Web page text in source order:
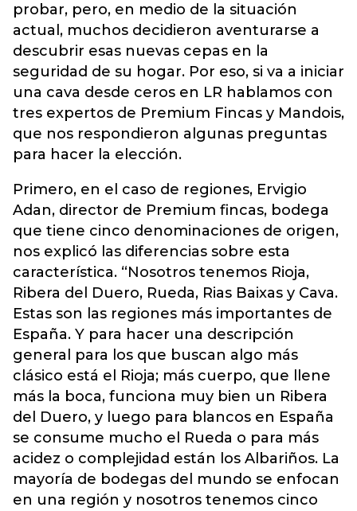
probar, pero, en medio de la situación
actual, muchos decidieron aventurarse a
descubrir esas nuevas cepas en la
seguridad de su hogar. Por eso, si va a iniciar
una cava desde ceros en LR hablamos con
tres expertos de Premium Fincas y Mandois,
que nos respondieron algunas preguntas
para hacer la elección.
Primero, en el caso de regiones, Ervigio
Adan, director de Premium fincas, bodega
que tiene cinco denominaciones de origen,
nos explicó las diferencias sobre esta
característica. “Nosotros tenemos Rioja,
Ribera del Duero, Rueda, Rias Baixas y Cava.
Estas son las regiones más importantes de
España. Y para hacer una descripción
general para los que buscan algo más
clásico está el Rioja; más cuerpo, que llene
más la boca, funciona muy bien un Ribera
del Duero, y luego para blancos en España
se consume mucho el Rueda o para más
acidez o complejidad están los Albariños. La
mayoría de bodegas del mundo se enfocan
en una región y nosotros tenemos cinco